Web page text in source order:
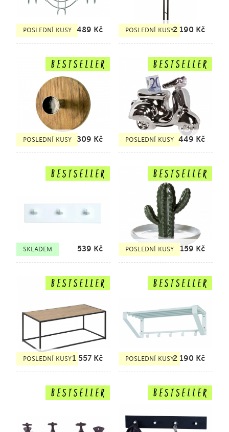
POSLEDNÍ KUSY 489 Kč POSLEDNÍ KUSY2 190 Kč
POSLEDNÍ KUSY 309 Kč POSLEDNÍ KUSY 449 Kč
SKLADEM 539 Kč POSLEDNÍ KUSY 159 Kč
POSLEDNÍ KUSY1 557 Kč POSLEDNÍ KUSY2 190 Kč